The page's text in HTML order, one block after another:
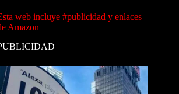
web incluye #publicidad y enlaces
Amazon